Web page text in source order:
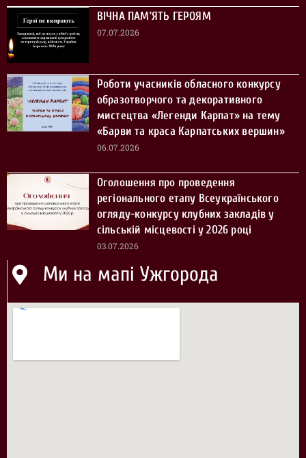
ВІЧНА ПАМ’ЯТЬ ГЕРОЯМ
07.07.2026
Роботи учасників обласного конкурсу
образотворчого та декоративного
мистецтва «Легенди Карпат» на тему
«Барви та краса Карпатських вершин»
06.07.2026
Оголошення про проведення
регіонального етапу Всеукраїнського
огляду-конкурсу клубних закладів у
сільській місцевості у 2026 році
03.07.2026
Ми на мапі Ужгорода